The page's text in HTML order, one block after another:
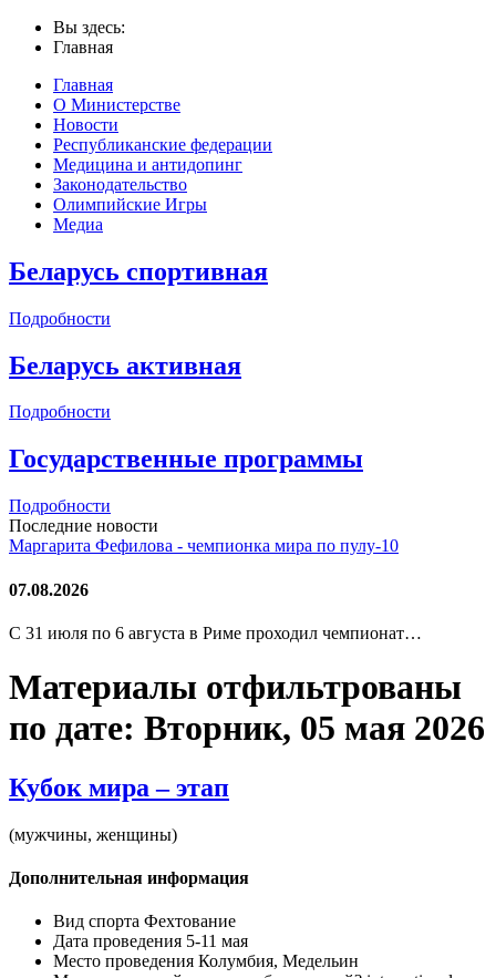
Вы здесь:
Главная
Главная
О Министерстве
Новости
Республиканские федерации
Медицина и антидопинг
Законодательство
Олимпийские Игры
Медиа
Беларусь спортивная
Подробности
Беларусь активная
Подробности
Государственные программы
Подробности
Последние новости
Маргарита Фефилова - чемпионка мира по пулу-10
07.08.2026
С 31 июля по 6 августа в Риме проходил чемпионат…
Материалы отфильтрованы
по дате: Вторник, 05 мая 2026
Кубок мира – этап
(мужчины, женщины)
Дополнительная информация
Вид спорта Фехтование
Дата проведения 5-11 мая
Место проведения Колумбия, Медельин